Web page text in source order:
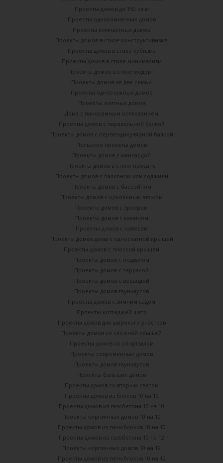
Проекты домов до 150 кв м
Проекты однокомнатных домов
Проекты компактных домов
Проекты домов в стиле конструктивизма
Проекты домов в стиле кубизма
Проекты домов в стиле минимализм
Проекты домов в стиле модерн
Проекты домов на две семьи
Проекты одноэтажных домов
Проекты элитных домов
Дома с панорамным остеклением
Проекты домов с паралельной балкой
Проекты домов с перпендикулярной балкой
Польские проекты домов
Проекты домов с мансардой
Проекты домов в стиле прованс
Проекты домов с балконом или лоджией
Проекты домов с бассейном
Проекты домов с цокольным этажом
Проекты домов с эркером
Проекты домов с камином
Проекты домов с навесом
Проекты домов дома с односкатной крышей
Проекты домов с плоской крышей
Проекты домов с подвалом
Проекты домов с террасой
Проекты домов с верандой
Проекты домов таунхаусов
Проекты домов с зимним садом
Проекты коттеджей шато
Проекты домов для широкого участков
Проекты домов со сложной крышей
Проекты домов со спортзалом
Проекты современных домов
Проекты домов таунхаусов
Проекты больших домов
Проекты домов со вторым светом
Проекты домов из блоков 10 на 10
Проекты домов из газобетона 10 на 10
Проекты кирпичных домов 10 на 10
Проекты домов из пеноблоков 10 на 10
Проекты домов из газобетона 10 на 12
Проекты кирпичных домов 10 на 12
Проекты домов из пеноблоков 10 на 12